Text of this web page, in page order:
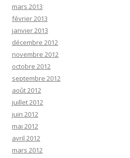
mars 2013
février 2013
janvier 2013
décembre 2012
novembre 2012
octobre 2012
septembre 2012
août 2012
juillet 2012
juin 2012
mai 2012
avril 2012
mars 2012